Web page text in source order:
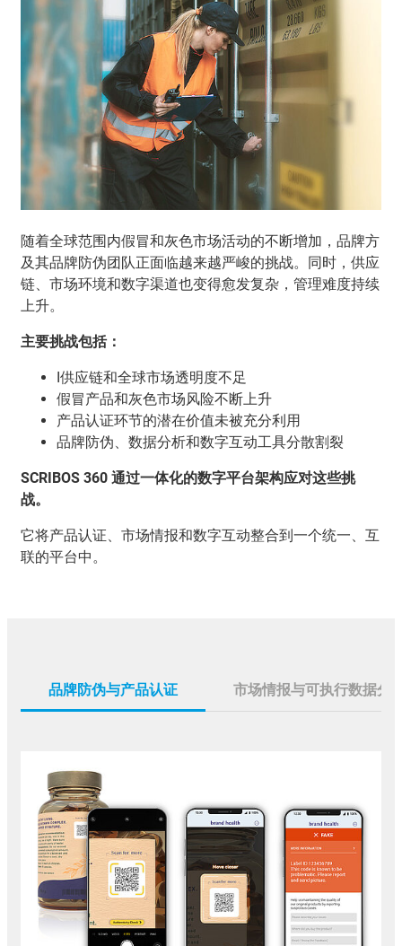
随着全球范围内假冒和灰色市场活动的不断增加，品牌方
及其品牌防伪团队正面临越来越严峻的挑战。同时，供应
链、市场环境和数字渠道也变得愈发复杂，管理难度持续
上升。
主要挑战包括：
I供应链和全球市场透明度不足
假冒产品和灰色市场风险不断上升
产品认证环节的潜在价值未被充分利用
品牌防伪、数据分析和数字互动工具分散割裂
SCRIBOS 360 通过一体化的数字平台架构应对这些挑
战。
它将产品认证、市场情报和数字互动整合到一个统一、互
联的平台中。
品牌防伪与产品认证 市场情报与可执行数据分